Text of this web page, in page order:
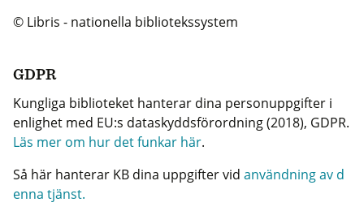
© Libris - nationella bibliotekssystem
GDPR
Kungliga biblioteket hanterar dina personuppgifter i
enlighet med EU:s dataskyddsförordning (2018), GDPR.
Läs mer om hur det funkar här.
Så här hanterar KB dina uppgifter vid användning av d
enna tjänst.